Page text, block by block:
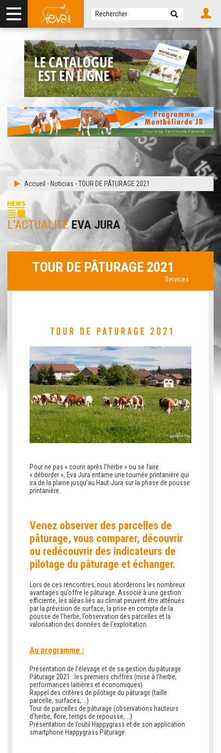
Accueil - Noticias -TOUR DE PÂTURAGE 2021
L'ACTUALITÉEVA JURA
TOUR DE PÂTURAGE 2021
Services
Pour ne pas « courir après l’herbe » ou se faire
« déborder », Eva Jura entame une tournée printanière qui
ira de la plaine jusqu’au Haut-Jura sur la phase de pousse
printanière.
Venez observer des parcelles de
pâturage, vous comparer, découvrir
ou redécouvrir des indicateurs de
pilotage du pâturage et échanger.
Lors de ces rencontres, nous aborderons les nombreux
avantages qu’offre le pâturage. Associé à une gestion
efficiente, les aléas liés au climat peuvent être atténués
par la prévision de surface, la prise en compte de la
pousse de l’herbe, l’observation des parcelles et la
valorisation des données de l’exploitation.
Au programme :
Présentation de l’élevage et de sa gestion du pâturage
Pâturage 2021 : les premiers chiffres (mise à l’herbe,
performances laitières et économiques)
Rappel des critères de pilotage du pâturage (taille
parcelle, surfaces, …)
Tour de parcelles de pâturage (observations hauteurs
d’herbe, flore, temps de repousse, …)
Présentation de l’outil Happygrass et de son application
smartphone Happygrass Pâturage.